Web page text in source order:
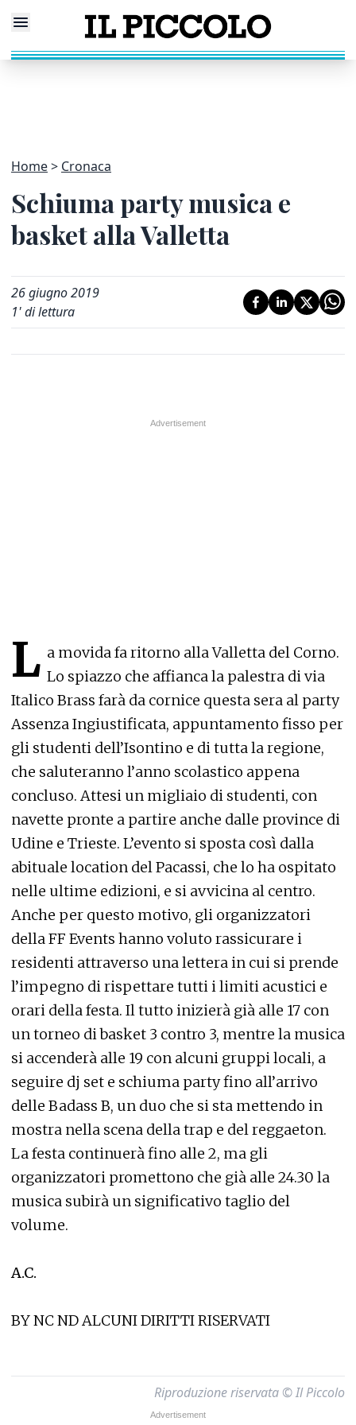
Home Cronaca
Schiuma party musica e
basket alla Valletta
26 giugno 2019
1' di lettura
L a movida fa ritorno alla Valletta del Corno.
Lo spiazzo che affianca la palestra di via
Italico Brass farà da cornice questa sera al party
Assenza Ingiustificata, appuntamento fisso per
gli studenti dell’Isontino e di tutta la regione,
che saluteranno l’anno scolastico appena
concluso. Attesi un migliaio di studenti, con
navette pronte a partire anche dalle province di
Udine e Trieste. L’evento si sposta così dalla
abituale location del Pacassi, che lo ha ospitato
nelle ultime edizioni, e si avvicina al centro.
Anche per questo motivo, gli organizzatori
della FF Events hanno voluto rassicurare i
residenti attraverso una lettera in cui si prende
l’impegno di rispettare tutti i limiti acustici e
orari della festa. Il tutto inizierà già alle 17 con
un torneo di basket 3 contro 3, mentre la musica
si accenderà alle 19 con alcuni gruppi locali, a
seguire dj set e schiuma party fino all’arrivo
delle Badass B, un duo che si sta mettendo in
mostra nella scena della trap e del reggaeton.
La festa continuerà fino alle 2, ma gli
organizzatori promettono che già alle 24.30 la
musica subirà un significativo taglio del
volume.
A.C.
BY NC ND ALCUNI DIRITTI RISERVATI
Riproduzione riservata © Il Piccolo